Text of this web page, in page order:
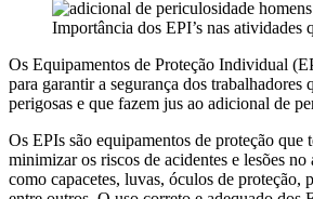
Importância dos EPI’s nas
Os Equipamentos de Proteção Individual
para garantir a segurança dos trabalhadores
perigosas e que fazem jus ao adicional de
Os EPIs são equipamentos de proteção que
minimizar os riscos de acidentes e lesões no
como capacetes, luvas, óculos de proteção,